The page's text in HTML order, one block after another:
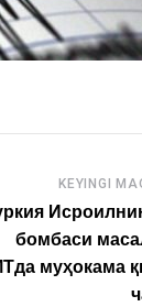
KEYINGI
бомбаси
муҳокама